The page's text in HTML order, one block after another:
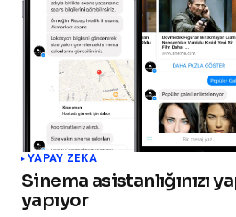
YAPAY ZEKA
Sinema asistanlığınızı
yapıyor